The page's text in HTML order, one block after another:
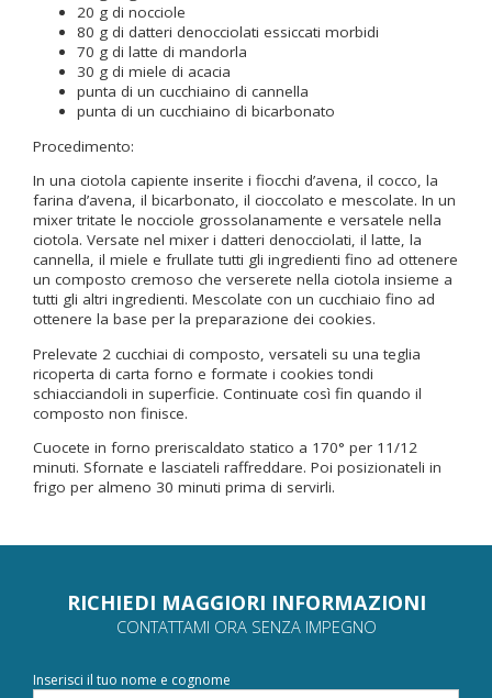
20 g di nocciole
80 g di datteri denocciolati essiccati morbidi
70 g di latte di mandorla
30 g di miele di acacia
punta di un cucchiaino di cannella
punta di un cucchiaino di bicarbonato
Procedimento:
In una ciotola capiente inserite i fiocchi d’avena, il cocco, la
farina d’avena, il bicarbonato, il cioccolato e mescolate. In un
mixer tritate le nocciole grossolanamente e versatele nella
ciotola. Versate nel mixer i datteri denocciolati, il latte, la
cannella, il miele e frullate tutti gli ingredienti fino ad ottenere
un composto cremoso che verserete nella ciotola insieme a
tutti gli altri ingredienti. Mescolate con un cucchiaio fino ad
ottenere la base per la preparazione dei cookies.
Prelevate 2 cucchiai di composto, versateli su una teglia
ricoperta di carta forno e formate i cookies tondi
schiacciandoli in superficie. Continuate così fin quando il
composto non finisce.
Cuocete in forno preriscaldato statico a 170° per 11/12
minuti. Sfornate e lasciateli raffreddare. Poi posizionateli in
frigo per almeno 30 minuti prima di servirli.
RICHIEDI MAGGIORI INFORMAZIONI
CONTATTAMI ORA SENZA IMPEGNO
Inserisci il tuo nome e cognome